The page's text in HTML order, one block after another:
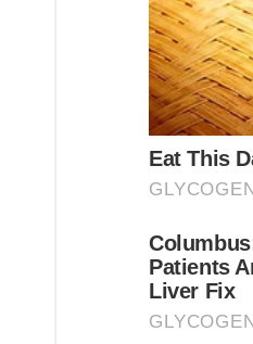
ส่วนด อกของต้นโมกนั้
การดูแล ต้นโมกต้องก
ชอบดินร่วนซุย ที่มีควา